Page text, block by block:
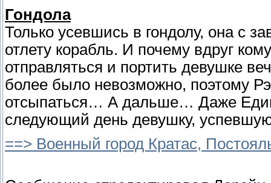
Гондола
Только усевшись в гондолу, она с
отлету корабль. И почему вдруг
отправляться и портить девушке
более было невозможно, поэтому
отсыпаться… А дальше… Даже
следующий день девушку,
==> Военный город Кратас,